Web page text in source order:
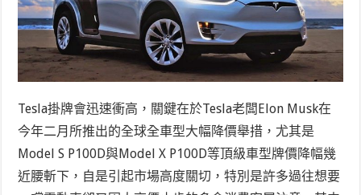
Tesla掛牌會迅速衝高，關鍵在於Tesla老闆Elon Musk在
今年二月所推出的全球全車型大幅降價舉措，尤其是
Model S P100D與Model X P100D等頂級車型牌價降幅幾
近腰斬下，自是引起市場高度關切，特別是許多過往想要